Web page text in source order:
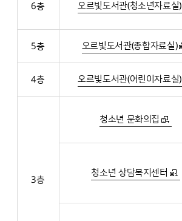
6층 오르빛도서관(청소년자료실)
5층 오르빛도서관(종합자료실)
4층 오르빛도서관(어린이자료실)
3층
청소년 문화의집
청소년 상담복지센터